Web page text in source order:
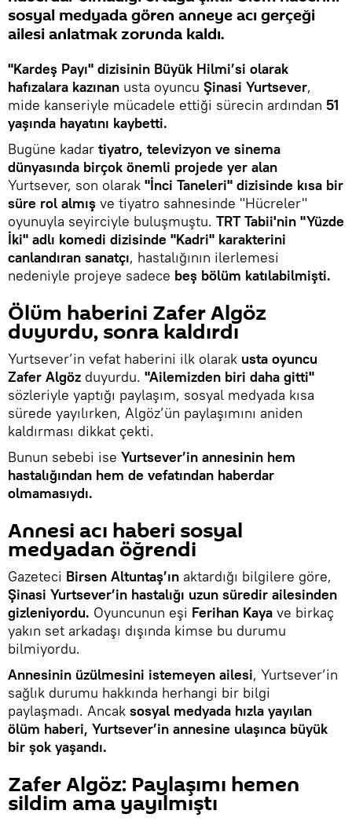
sosyal medyada gören anneye acı gerçeği
ailesi anlatmak zorunda kaldı.
"Kardeş Payı" dizisinin Büyük Hilmi’si olarak
hafızalara kazınan usta oyuncu Şinasi Yurtsever,
mide kanseriyle mücadele ettiği sürecin ardından 51
yaşında hayatını kaybetti.
Bugüne kadar tiyatro, televizyon ve sinema
dünyasında birçok önemli projede yer alan
Yurtsever, son olarak "İnci Taneleri" dizisinde kısa bir
süre rol almış ve tiyatro sahnesinde "Hücreler"
oyunuyla seyirciyle buluşmuştu. TRT Tabii'nin "Yüzde
İki" adlı komedi dizisinde "Kadri" karakterini
canlandıran sanatçı, hastalığının ilerlemesi
nedeniyle projeye sadece beş bölüm katılabilmişti.
Ölüm haberini Zafer Algöz
duyurdu, sonra kaldırdı
Yurtsever’in vefat haberini ilk olarak usta oyuncu
Zafer Algöz duyurdu. "Ailemizden biri daha gitti"
sözleriyle yaptığı paylaşım, sosyal medyada kısa
sürede yayılırken, Algöz’ün paylaşımını aniden
kaldırması dikkat çekti.
Bunun sebebi ise Yurtsever’in annesinin hem
hastalığından hem de vefatından haberdar
olmamasıydı.
Annesi acı haberi sosyal
medyadan öğrendi
Gazeteci Birsen Altuntaş’ın aktardığı bilgilere göre,
Şinasi Yurtsever’in hastalığı uzun süredir ailesinden
gizleniyordu. Oyuncunun eşi Ferihan Kaya ve birkaç
yakın set arkadaşı dışında kimse bu durumu
bilmiyordu.
Annesinin üzülmesini istemeyen ailesi, Yurtsever’in
sağlık durumu hakkında herhangi bir bilgi
paylaşmadı. Ancak sosyal medyada hızla yayılan
ölüm haberi, Yurtsever’in annesine ulaşınca büyük
bir şok yaşandı.
Zafer Algöz: Paylaşımı hemen
sildim ama yayılmıştı